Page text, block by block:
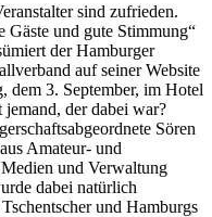
sind zufrieden.
Gäste und gute Stimmung“
der Hamburger
auf seiner Website
dem 3. September, im Hotel
der dabei war?
Sören
Amateur- und
und Verwaltung
dabei natürlich
und Hamburgs